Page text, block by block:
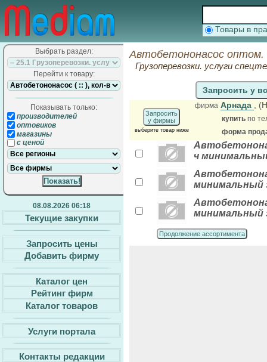
Товары в
Выбрать раздел:
Перейти к товару:
Показывать только:
производителей
оптовиков
магазины
с ценой
08.08.2026 06:18
Текущие закупки
Запросить цены
Добавить фирму
Каталог цен
Рейтинг фирм
Каталог товаров
Услуги портала
Контакты редакции
Автобетононасос
Грузоперевозки. услуги
Запросить у
Запросить
у фирмы
выберите товар ниже
фирма Арнада ,
купить по
форма
ч
минимальный
минимальный
Продолжение ассортимента